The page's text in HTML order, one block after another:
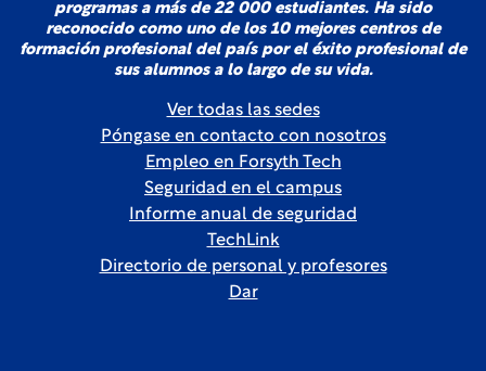
programas a más de 22 000 estudiantes. Ha sido
reconocido como uno de los 10 mejores centros de
formación profesional del país por el éxito profesional de
sus alumnos a lo largo de su vida.
Ver todas las sedes
Póngase en contacto con nosotros
Empleo en Forsyth Tech
Seguridad en el campus
Informe anual de seguridad
TechLink
Directorio de personal y profesores
Dar